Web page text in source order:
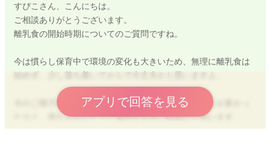
すぴこさん、こんにちは。
ご相談ありがとうございます。
離乳食の開始時期についてのご質問ですね。
今は慣らし保育中で環境の変化も大きいため、無理に離乳食は
始めず、少し落ち着いてからで大丈夫かと思いますよ。
今のご様子から、ミルクが飲めなかったり、泣くことが多かっ
たりと、赤ちゃんにとって負担が大きい時期かと思います。
このタイミングで離乳食を始めると、さらに負担が重なってし
アプリで回答を見る